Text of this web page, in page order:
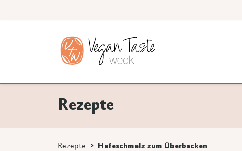
Rezepte
Rezepte Hefeschmelz zum Überbacken